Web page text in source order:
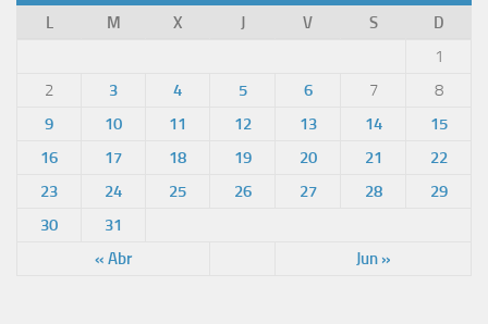
L
M X J V S D
« Abr Jun »
1
2
3 4 5 6 7
8
9
10 11 12 13 14
15
16
17 18 19 20 21
22
23
24 25 26 27 28
29
30
31